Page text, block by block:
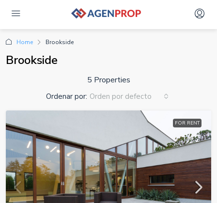
Home Brookside
Brookside
5 Properties
Ordenar por: Orden por defecto
FOR RENT